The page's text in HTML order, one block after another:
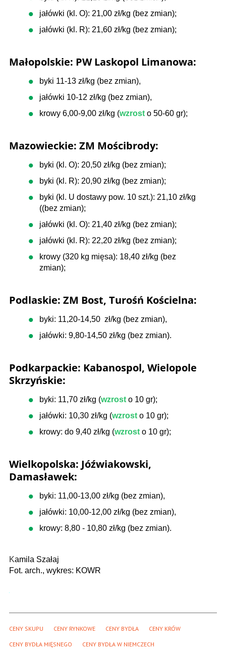
jałówki (kl. O): 21,00 zł/kg (bez zmian);
jałówki (kl. R): 21,60 zł/kg (bez zmian);
Małopolskie: PW Laskopol Limanowa:
byki 11-13 zł/kg (bez zmian),
jałówki 10-12 zł/kg (bez zmian),
krowy 6,00-9,00 zł/kg (wzrost o 50-60 gr);
Mazowieckie: ZM Mościbrody:
byki (kl. O): 20,50 zł/kg (bez zmian);
byki (kl. R): 20,90 zł/kg (bez zmian);
byki (kl. U dostawy pow. 10 szt.): 21,10 zł/kg
((bez zmian);
jałówki (kl. O): 21,40 zł/kg (bez zmian);
jałówki (kl. R): 22,20 zł/kg (bez zmian);
krowy (320 kg mięsa): 18,40 zł/kg (bez
zmian);
Podlaskie: ZM Bost, Turośń Kościelna:
byki: 11,20-14,50 zł/kg (bez zmian),
jałówki: 9,80-14,50 zł/kg (bez zmian).
Podkarpackie: Kabanospol, Wielopole
Skrzyńskie:
byki: 11,70 zł/kg (wzrost o 10 gr);
jałówki: 10,30 zł/kg (wzrost o 10 gr);
krowy: do 9,40 zł/kg (wzrost o 10 gr);
Wielkopolska: Jóźwiakowski,
Damasławek:
byki: 11,00-13,00 zł/kg (bez zmian),
jałówki: 10,00-12,00 zł/kg (bez zmian),
krowy: 8,80 - 10,80 zł/kg (bez zmian).
Kamila Szałaj
Fot. arch., wykres: KOWR
CENY SKUPU CENY RYNKOWE CENY BYDŁA CENY KRÓW
CENY BYDŁA MIĘSNEGO CENY BYDŁA W NIEMCZECH